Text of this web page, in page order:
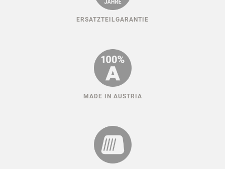
ERSATZTEILGARANTIE
MADE IN AUSTRIA